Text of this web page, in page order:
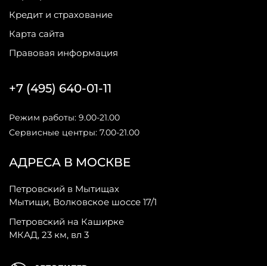
Кредит и страхование
Карта сайта
Правовая информация
АДРЕСА В МОСКВЕ
Петровский в Мытищах
Мытищи, Волковское шоссе 17/1
Петровский на Каширке
МКАД, 23 км, вл 3
+7 (495) 640-01-11
Режим работы: 9.00-21.00
Сервисные центры: 7.00-21.00